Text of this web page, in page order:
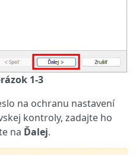
1-3
na ochranu nastavení
kontroly, zadajte ho
na Ďalej.